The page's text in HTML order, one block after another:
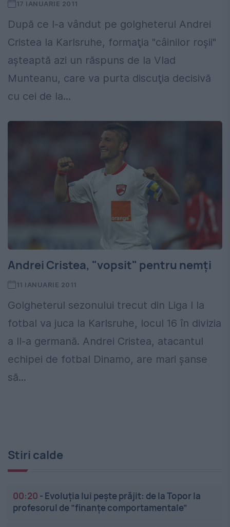
17 IANUARIE 2011
După ce l-a vândut pe golgheterul Andrei
Cristea la Karlsruhe, formaţia "câinilor roşii"
aşteaptă azi un răspuns de la Vlad
Munteanu, care va purta discuţia decisivă
cu cei de la...
Andrei Cristea, "vopsit" pentru nemţi
11 IANUARIE 2011
Golgheterul sezonului trecut din Liga I la
fotbal va juca la Karlsruhe, locul 16 în divizia
a II-a germană. Andrei Cristea, atacantul
echipei de fotbal Dinamo, are mari şanse
să...
Stiri calde
00:20 - Evoluția lui pește prăjit: de la Topor la
profesorul de ”finanțe comportamentale”